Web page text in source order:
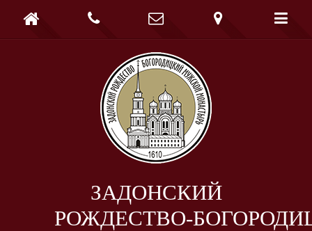
ЗАДОНСКИЙ
РОЖДЕСТВО-
    